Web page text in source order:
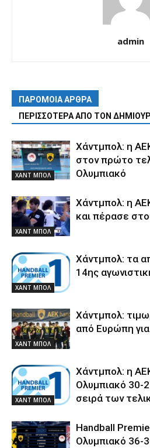
admin
ΠΑΡΟΜΟΙΑ ΑΡΘΡΑ
ΠΕΡΙΣΣΟΤΕΡΑ ΑΠΟ ΤΟΝ
ΧΑΝΤ ΜΠΟΛ
Χάντμπολ: η
στον πρώτο
Ολυμπιακό
ΧΑΝΤ ΜΠΟΛ
Χάντμπολ: η
και πέρασε
ΧΑΝΤ ΜΠΟΛ
Χάντμπολ: τα
14ης
ΧΑΝΤ ΜΠΟΛ
Χάντμπολ:
από Ευρώπη
ΧΑΝΤ ΜΠΟΛ
Χάντμπολ: η
Ολυμπιακό 30-
σειρά των
Handball
Ολυμπιακό 36-